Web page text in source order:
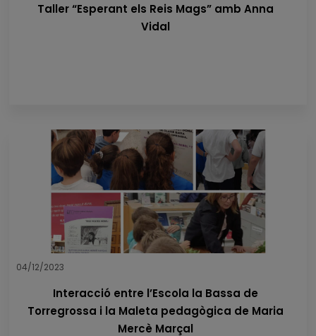
Taller “Esperant els Reis Mags” amb Anna
Vidal
04/12/2023
Interacció entre l’Escola la Bassa de
Torregrossa i la Maleta pedagògica de Maria
Mercè Marçal